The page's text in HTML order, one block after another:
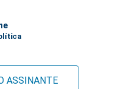
ASSINANTE